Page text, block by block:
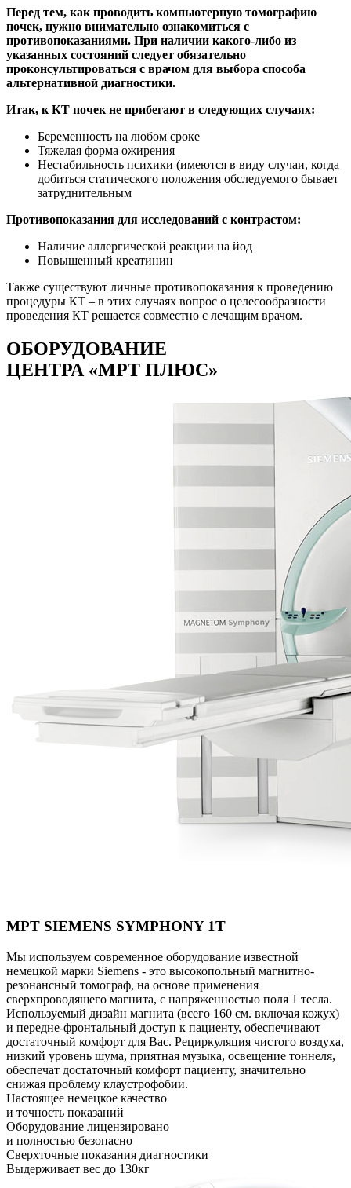
Перед тем, как проводить компьютерную томографию
почек, нужно внимательно ознакомиться с
противопоказаниями. При наличии какого-либо из
указанных состояний следует обязательно
проконсультироваться с врачом для выбора способа
альтернативной диагностики.
Итак, к КТ почек не прибегают в следующих случаях:
Беременность на любом сроке
Тяжелая форма ожирения
Нестабильность психики (имеются в виду случаи, когда
добиться статического положения обследуемого бывает
затруднительным
Противопоказания для исследований с контрастом:
Наличие аллергической реакции на йод
Повышенный креатинин
Также существуют личные противопоказания к проведению
процедуры КТ – в этих случаях вопрос о целесообразности
проведения КТ решается совместно с лечащим врачом.
ОБОРУДОВАНИЕ
ЦЕНТРА «МРТ ПЛЮС»
МРТ SIEMENS SYMPHONY 1T
Мы используем современное оборудование известной
немецкой марки Siemens - это высокопольный магнитно-
резонансный томограф, на основе применения
сверхпроводящего магнита, с напряженностью поля 1 тесла.
Используемый дизайн магнита (всего 160 см. включая кожух)
и передне-фронтальный доступ к пациенту, обеспечивают
достаточный комфорт для Вас. Рециркуляция чистого воздуха,
низкий уровень шума, приятная музыка, освещение тоннеля,
обеспечат достаточный комфорт пациенту, значительно
снижая проблему клаустрофобии.
Настоящее немецкое качество
и точность показаний
Оборудование лицензировано
и полностью безопасно
Сверхточные показания диагностики
Выдерживает вес до 130кг